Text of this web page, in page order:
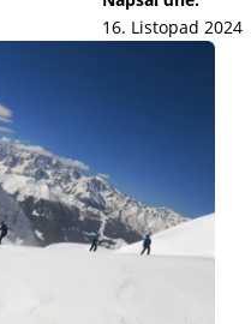
16. Listopad 2024